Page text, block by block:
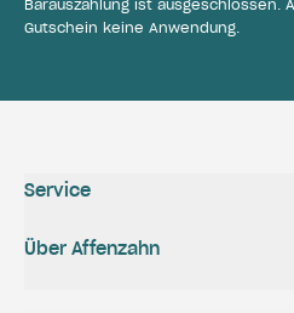
Barauszahlung ist ausgeschlossen.
Gutschein keine Anwendung.
Service
Über Affenzahn